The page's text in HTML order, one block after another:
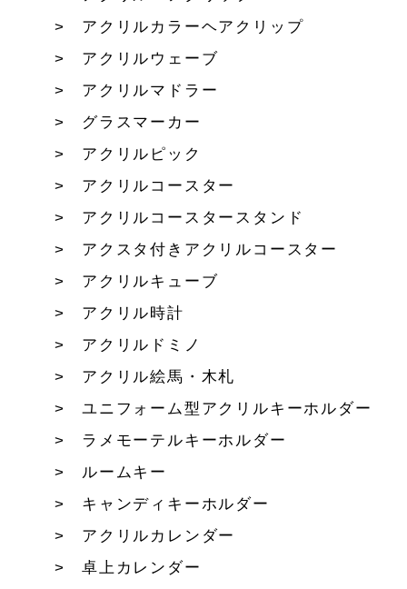
アクリルカラーヘアクリップ
アクリルウェーブ
アクリルマドラー
グラスマーカー
アクリルピック
アクリルコースター
アクリルコースタースタンド
アクスタ付きアクリルコースター
アクリルキューブ
アクリル時計
アクリルドミノ
アクリル絵馬・木札
ユニフォーム型アクリルキーホルダー
ラメモーテルキーホルダー
ルームキー
キャンディキーホルダー
アクリルカレンダー
卓上カレンダー